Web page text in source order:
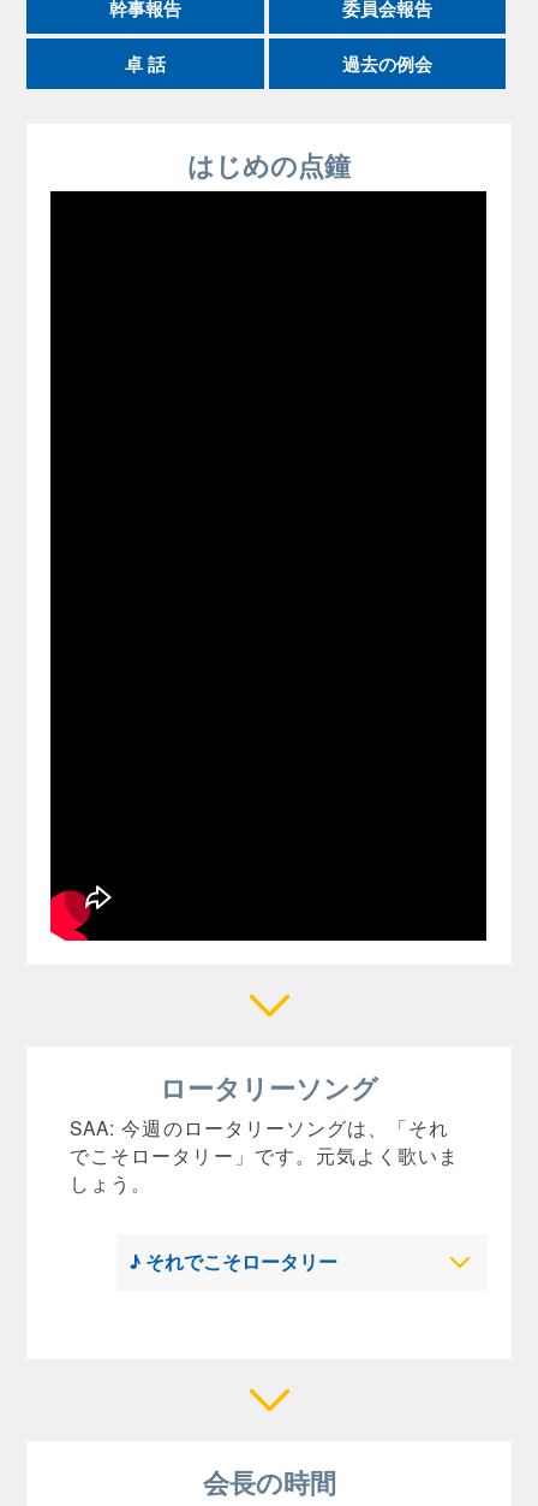
幹事報告 委員会報告
卓 話 過去の例会
はじめの点鐘
ロータリーソング
SAA: 今週のロータリーソングは、「それ
でこそロータリー」です。元気よく歌いま
しょう。
♪ それでこそロータリー
会長の時間